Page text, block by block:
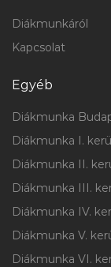
Diákmunkáról
Kapcsolat
Egyéb
Diákmunka
Diákmunka I.
Diákmunka II.
Diákmunka III.
Diákmunka IV.
Diákmunka V.
Diákmunka VI.